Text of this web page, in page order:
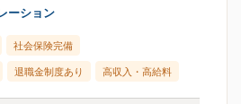
ーション
社会保険完備
退職金制度あり 高収入・高給料